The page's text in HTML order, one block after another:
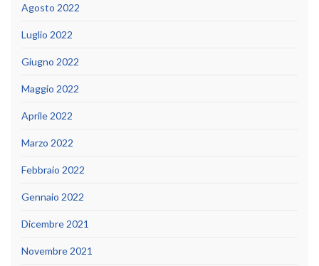
Agosto 2022
Luglio 2022
Giugno 2022
Maggio 2022
Aprile 2022
Marzo 2022
Febbraio 2022
Gennaio 2022
Dicembre 2021
Novembre 2021